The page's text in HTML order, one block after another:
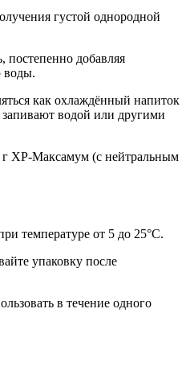
густой однородной
постепенно добавляя
воды.
как охлаждённый напиток
запивают водой или другими
г ХР-Максамум (с нейтральным
температуре от 5 до 25°С.
упаковку после
в течение одного